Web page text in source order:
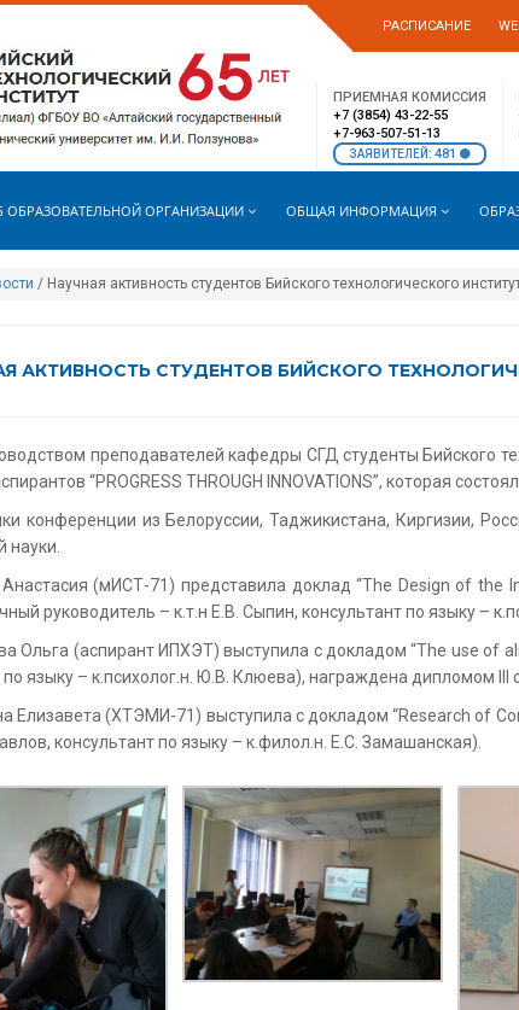
РАСПИСАНИЕ
ПРИЕМНАЯ КОМИССИЯ
+7 (3854) 43-22-55
+7-963-507-51-13
ЗАЯВИТЕЛЕЙ: 481
ОБРАЗОВАТЕЛЬНОЙ ОРГАНИЗАЦИИ ОБЩАЯ ИНФОРМАЦИЯ
/ Научная активность студентов Бийского технологического
АКТИВНОСТЬ СТУДЕНТОВ БИЙСКОГО
преподавателей кафедры СГД студенты Бийского
“PROGRESS THROUGH INNOVATIONS”, которая
конференции из Белоруссии, Таджикистана, Киргизии,
науки.
(мИСТ-71) представила доклад “The Design of
руководитель – к.т.н Е.В. Сыпин, консультант по языку –
Ольга (аспирант ИПХЭТ) выступила с докладом “The use of
по языку – к.психолог.н. Ю.В. Клюева), награждена дипломом III
Елизавета (ХТЭМИ-71) выступила с докладом “Research of
консультант по языку – к.филол.н. Е.С. Замашанская).